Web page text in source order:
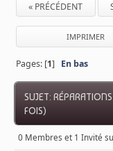
« PRÉCÉDENT
IMPRIMER
Pages: [1] En bas
SUJET:
FOIS)
0 Membres et 1 Invité